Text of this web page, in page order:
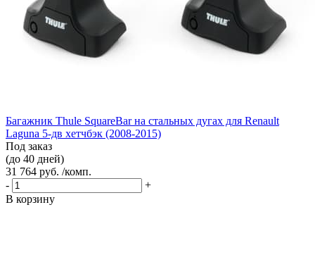
Багажник Thule SquareBar на стальных дугах для Renault
Laguna 5-дв хетчбэк (2008-2015)
Под заказ
(до 40 дней)
31 764 руб. /комп.
-
+
В корзину